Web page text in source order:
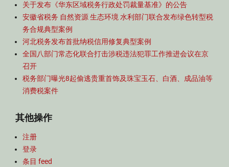
关于发布《华东区域税务行政处罚裁量基准》的公告
安徽省税务 自然资源 生态环境 水利部门联合发布绿色转型税
务合规典型案例
河北税务发布首批纳税信用修复典型案例
全国八部门常态化联合打击涉税违法犯罪工作推进会议在京
召开
税务部门曝光8起偷逃贵重首饰及珠宝玉石、白酒、成品油等
消费税案件
其他操作
注册
登录
条目 feed